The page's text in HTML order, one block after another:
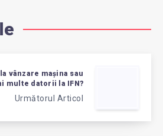
vânzare mașina sau
multe datorii la IFN?
Următorul Articol